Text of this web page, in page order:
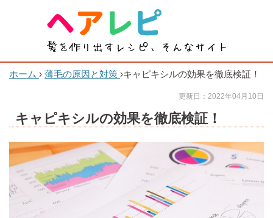
ホーム › 薄毛の原因と対策 ›キャピキシルの効果を徹底検証！
更新日：2022年04月10日
キャピキシルの効果を徹底検証！